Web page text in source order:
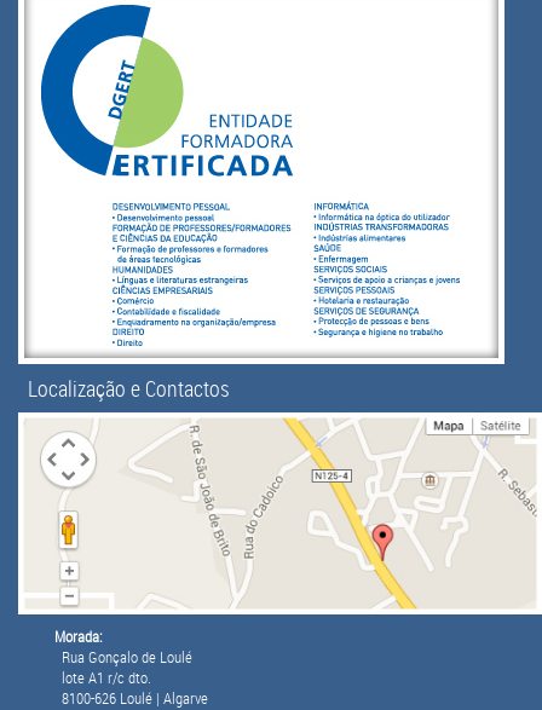
Localização e Contactos
Morada:
Rua Gonçalo de Loulé
lote A1 r/c dto.
8100-626 Loulé | Algarve